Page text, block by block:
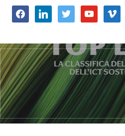
facebooklinkedin twitter youtube vimeo